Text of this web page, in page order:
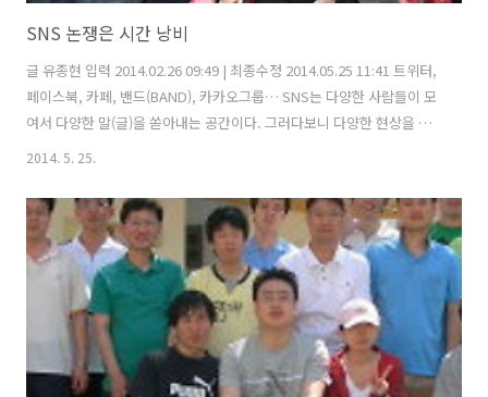
SNS 논쟁은 시간 낭비
글 유종현 입력 2014.02.26 09:49 | 최종수정 2014.05.25 11:41 트위터,
페이스북, 카페, 밴드(BAND), 카카오그룹… SNS는 다양한 사람들이 모
여서 다양한 말(글)을 쏟아내는 공간이다. 그러다보니 다양한 현상을 목
논쟁(論爭)은 토론(討論)이 아니다. 서로 다른 의견을 가진 사람들이 각
자 자기의 주장을 논(論)하여 ‘다투는 것’이다. 토머스 제퍼슨(Thomas
Jefferson, 미국 3대 대통령)은 이런 말을 했다. “논쟁으로 한쪽이 다른
쪽을 설득해내는 광경은 단 한 번도 본적이 없다.” 톡 깨놓고 말해서 상대
를 설득하는 ..
2014. 5. 25.